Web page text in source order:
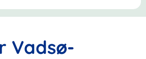
Vadsø-